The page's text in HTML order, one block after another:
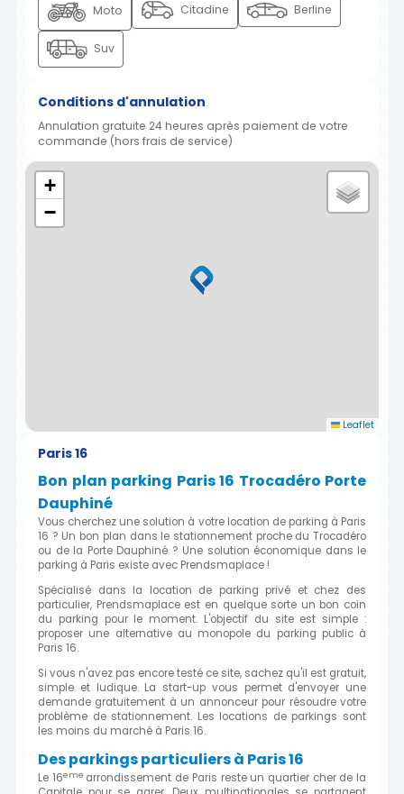
Moto Citadine Berline
Suv
Conditions d'annulation
Annulation gratuite 24 heures après paiement de votre
commande (hors frais de service)
+
−
Leaflet
Paris 16
Bon plan parking Paris 16 Trocadéro Porte
Dauphiné
Vous cherchez une solution à votre location de parking à Paris
16 ? Un bon plan dans le stationnement proche du Trocadéro
ou de la Porte Dauphiné ? Une solution économique dans le
parking à Paris existe avec Prendsmaplace !
Spécialisé dans la location de parking privé et chez des
particulier, Prendsmaplace est en quelque sorte un bon coin
du parking pour le moment. L'objectif du site est simple :
proposer une alternative au monopole du parking public à
Paris 16.
Si vous n'avez pas encore testé ce site, sachez qu'il est gratuit,
simple et ludique. La start-up vous permet d'envoyer une
demande gratuitement à un annonceur pour résoudre votre
problème de stationnement. Les locations de parkings sont
les moins du marché à Paris 16.
Des parkings particuliers à Paris 16
Le 16eme arrondissement de Paris reste un quartier cher de la